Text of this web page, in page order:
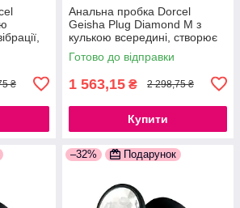
₴
Анальна пробка Dorcel
Geisha Plug Diamond M з
кулькою всередині, створює
вібрації, макс. діаметр 3,2 см
777Store.com.ua
Готово до відправки
1 563,15 ₴ 2 298,75 ₴
Купити
–32% Подарунок